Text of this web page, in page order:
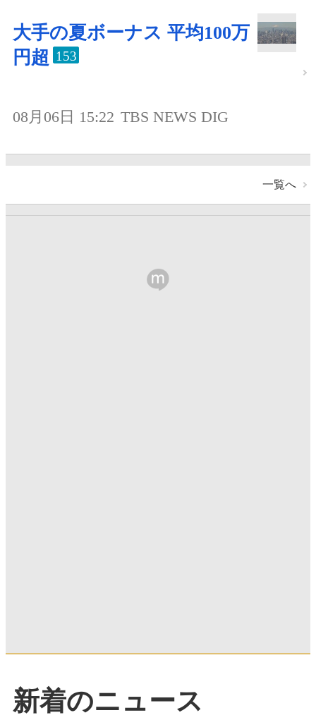
大手の夏ボーナス 平均100万
円超 153
08月06日 15:22 TBS NEWS DIG
一覧へ
新着のニュース